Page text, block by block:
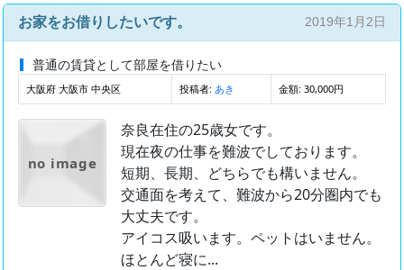
お家をお借りしたいです。 2019年1月2日
普通の賃貸として部屋を借りたい
大阪府 大阪市 中央区 投稿者: あき 金額: 30,000円
no image
奈良在住の25歳女です。
現在夜の仕事を難波でしております。
短期、長期、どちらでも構いません。
交通面を考えて、難波から20分圏内でも
大丈夫です。
アイコス吸います。ペットはいません。
ほとんど寝に...